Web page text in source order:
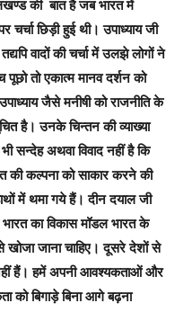
की बात है जब भारत में
चर्चा छिड़ी हुई थी। उपाध्याय जी
वादों की चर्चा में उलझे लोगों ने
तो एकात्म मानव दर्शन को
जैसे मनीषी को राजनीति के
है। उनके चिन्तन की व्याख्या
सन्देह अथवा विवाद नहीं है कि
की कल्पना को साकार करने की
में थमा गये हैं। दीन दयाल जी
का विकास मॉडल भारत के
खोजा जाना चाहिए। दूसरे देशों से
हैं। हमें अपनी आवश्यकताओं और
को बिगाड़े बिना आगे बढ़ना